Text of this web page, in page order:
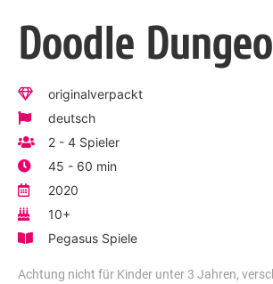
Doodle
originalverpackt
deutsch
2 - 4 Spieler
45 - 60 min
2020
10+
Pegasus Spiele
Achtung nicht für Kinder unter 3 Jahren,